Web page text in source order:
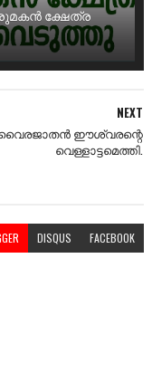
ക്ഷേത്ര
NEXT
ഈശ്വരന്റെ
വെള്ളാട്ടമെത്തി.
DISQUS FACEBOOK